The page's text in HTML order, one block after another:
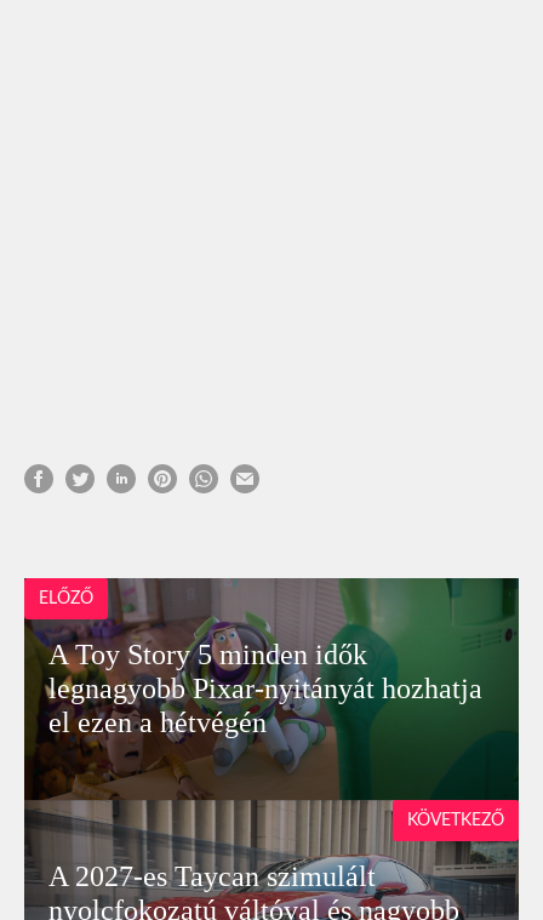
ELŐZŐ
A Toy Story 5 minden idők
legnagyobb Pixar-nyitányát hozhatja
el ezen a hétvégén
A 2027-es Taycan szimulált
nyolcfokozatú váltóval és nagyobb
KÖVETKEZŐ